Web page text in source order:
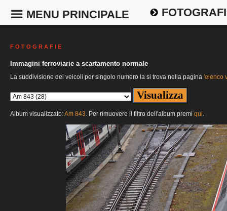
MENU PRINCIPALE
F O T O G R A F I E
Immagini ferroviarie a scartamento normale
La suddivisione dei veicoli per singolo numero la si trova nella pagina 'elenco
Album visualizzato:Am 843. Per rimuovere il filtro dell'album premi qui.